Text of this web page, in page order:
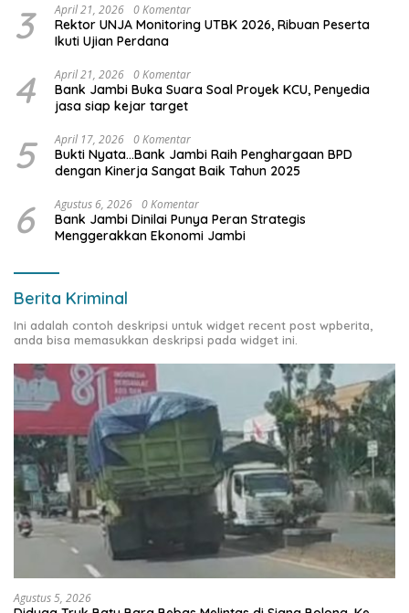
3 April 21, 2026 0 Komentar
Rektor UNJA Monitoring UTBK 2026, Ribuan Peserta
Ikuti Ujian Perdana
4 April 21, 2026 0 Komentar
Bank Jambi Buka Suara Soal Proyek KCU, Penyedia
jasa siap kejar target
5 April 17, 2026 0 Komentar
Bukti Nyata…Bank Jambi Raih Penghargaan BPD
dengan Kinerja Sangat Baik Tahun 2025
6 Agustus 6, 2026 0 Komentar
Bank Jambi Dinilai Punya Peran Strategis
Menggerakkan Ekonomi Jambi
Berita Kriminal
Ini adalah contoh deskripsi untuk widget recent post wpberita,
anda bisa memasukkan deskripsi pada widget ini.
Agustus 5, 2026